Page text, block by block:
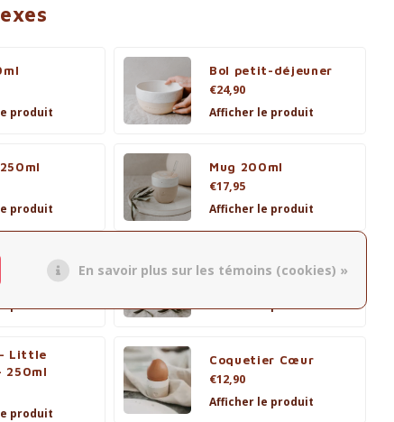
produit
Bol petit-déjeuner
€24,90
Afficher le produit
produit
Mug 200ml
€17,95
Afficher le produit
Hers/Theirs
produit
Mug 320ml - Family
Afficher le produit
- Little
250ml
produit
Coquetier Cœur
€12,90
Afficher le produit
En savoir plus sur les témoins (cookies) »